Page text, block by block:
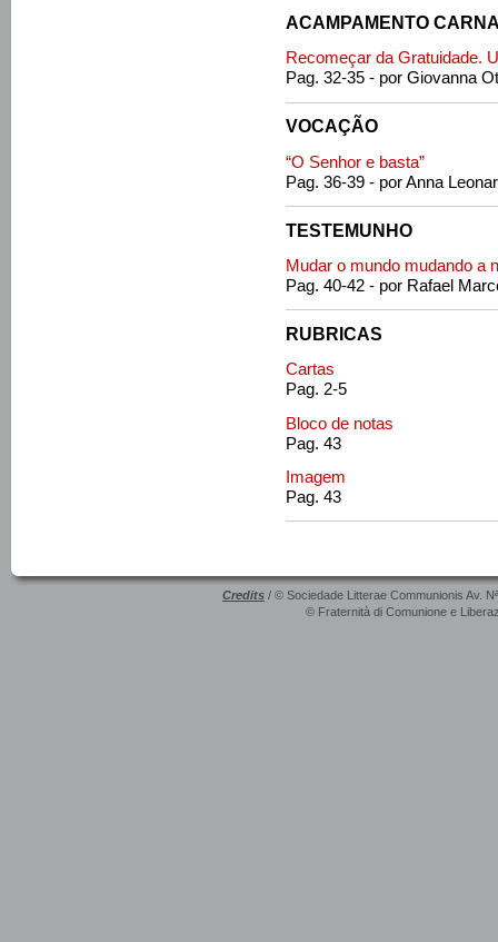
ACAMPAMENTO
Recomeçar da Gratuidade.
Pag. 32-35 - por Giovanna
VOCAÇÃO
“O Senhor e basta”
Pag. 36-39 - por Anna
TESTEMUNHO
Mudar o mundo mudando a
Pag. 40-42 - por Rafael
RUBRICAS
Cartas
Pag. 2-5
Bloco de notas
Pag. 43
Imagem
Pag. 43
Credits / © Sociedade Litterae Communionis Av.
© Fraternità di Comunione e